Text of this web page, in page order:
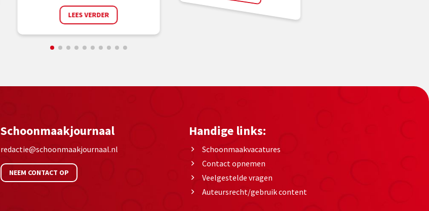
LEES VERDER
Schoonmaakjournaal
redactie@schoonmaakjournaal.nl
NEEM CONTACT OP
Handige links:
Schoonmaakvacatures
Contact opnemen
Veelgestelde vragen
Auteursrecht/gebruik content